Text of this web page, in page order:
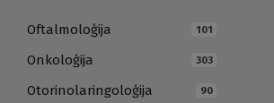
Oftalmoloģija 101
Onkoloģija 303
Otorinolaringoloģija 90